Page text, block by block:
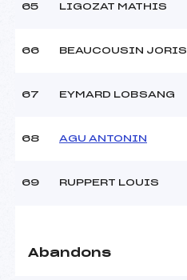
65 LIGOZAT MATHIS
66 BEAUCOUSIN JORIS
67 EYMARD LOBSANG
68 AGU ANTONIN
69 RUPPERT LOUIS
Abandons